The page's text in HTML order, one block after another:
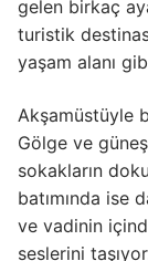
gelen birkaç
turistik
yaşam alanı
Akşamüstüyle
Gölge ve
sokakların
batımında ise
ve vadinin
seslerini